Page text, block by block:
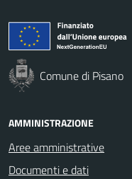
Comune di Pisano
AMMINISTRAZIONE
Aree amministrative
Documenti e dati